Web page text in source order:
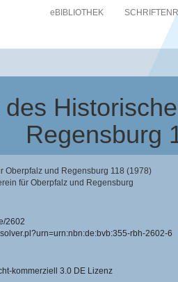
eBIBLIOTHEK
Regensburg
Oberpfalz und Regensburg 118 (1978)
für Oberpfalz und Regensburg
2602
rbh-2602-6
kommerziell 3.0 DE Lizenz